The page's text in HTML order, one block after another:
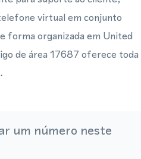
virtual em conjunto
forma organizada em United
de área 17687 oferece toda
um número neste